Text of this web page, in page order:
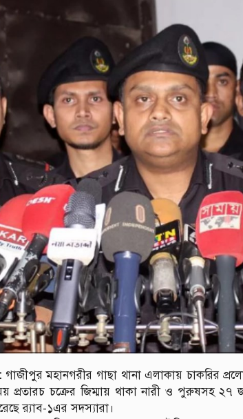
গাজীপুর মহানগরীর গাছা থানা এলাকায় চাকরির
প্রতারচ চক্রের জিম্মায় থাকা নারী ও পুরুষসহ
র‌্যাব-১এর সদস্যারা।